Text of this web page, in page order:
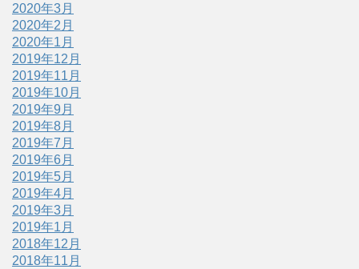
2020年3月
2020年2月
2020年1月
2019年12月
2019年11月
2019年10月
2019年9月
2019年8月
2019年7月
2019年6月
2019年5月
2019年4月
2019年3月
2019年1月
2018年12月
2018年11月